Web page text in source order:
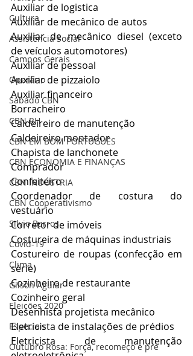
Cultura
Assistência Social
Campos Gerais
Operário
Sábado CBN
CBN RH
CBN EM BOM PORTUGUÊS
CBN ECONOMIA E FINANÇAS
CBN INDÚSTRIA
CBN Cooperativismo
Silvio Barros
Covid-19
Clima
Gilson Aguiar
Eleições 2020
Especiais
Outubro Rosa: Força, recomeço e pre
Auxiliar de logistica
Auxiliar de mecânico de autos
Auxiliar de mecânico diesel (exceto
de veículos automotores)
Auxiliar de pessoal
Auxiliar de pizzaiolo
Auxiliar financeiro
Borracheiro
Caldeireiro de manutenção
Caldeireiro montador
Chapista de lanchonete
Comprador
Confeiteiro
Coordenador de costura do
vestuário
Corretor de imóveis
Costureira de máquinas industriais
Costureiro de roupas (confecção em
série)
Cozinheiro de restaurante
Cozinheiro geral
Desenhista projetista mecânico
Eletricista de instalações de prédios
Eletricista de manutenção